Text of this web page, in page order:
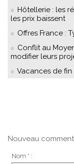
Hôtellerie : les
les prix baissent
Offres France :
Conflit au
modifier leurs
Vacances de fin
Nouveau
Nom * :